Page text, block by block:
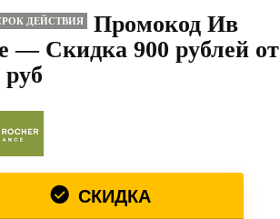
ДЕЙСТВИЯ
Промокод Ив
— Скидка 900 рублей от
руб
СКИДКА